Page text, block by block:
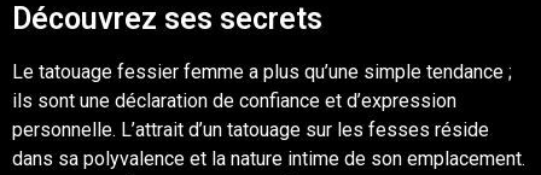
Découvrez ses secrets
Le tatouage fessier femme a plus qu’une simple tendance ;
ils sont une déclaration de confiance et d’expression
personnelle. L’attrait d’un tatouage sur les fesses réside
dans sa polyvalence et la nature intime de son emplacement.